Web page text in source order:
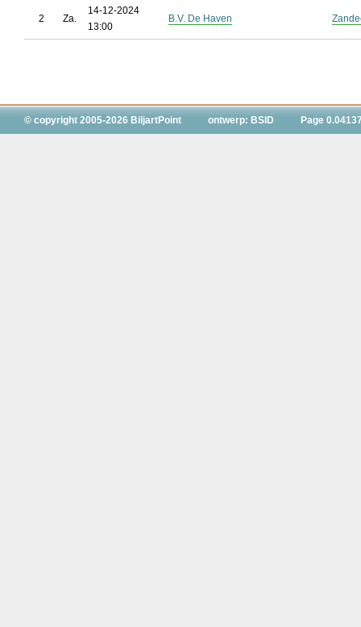
2 Za.
14-12-2024
13:00
B.V. De Haven
© copyright 2005-2026 BiljartPoint ontwerp: BSID Page